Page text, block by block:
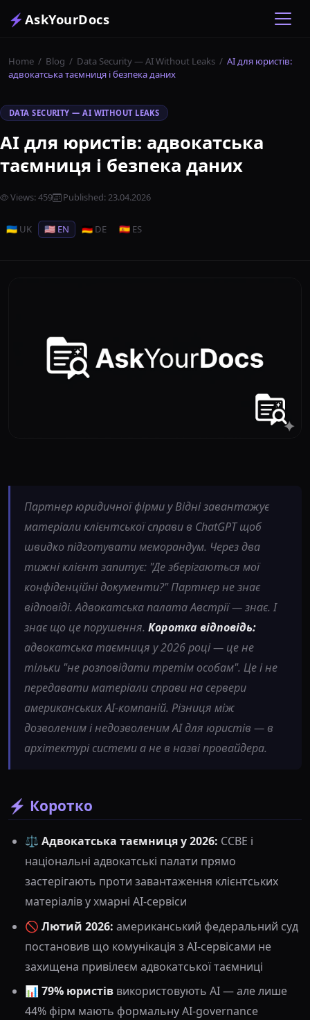
⚡ AskYourDocs
Home / Blog / Data Security — AI Without Leaks / AI для юристів:
адвокатська таємниця і безпека даних
DATA SECURITY — AI WITHOUT LEAKS
AI для юристів: адвокатська
таємниця і безпека даних
Views:459 Published:23.04.2026
🇺🇦 UK 🇺🇸 EN 🇩🇪 DE 🇪🇸 ES
Партнер юридичної фірми у Відні завантажує
матеріали клієнтської справи в ChatGPT щоб
швидко підготувати меморандум. Через два
тижні клієнт запитує: "Де зберігаються мої
конфіденційні документи?" Партнер не знає
відповіді. Адвокатська палата Австрії — знає. І
знає що це порушення. Коротка відповідь:
адвокатська таємниця у 2026 році — це не
тільки "не розповідати третім особам". Це і не
передавати матеріали справи на сервери
американських AI-компаній. Різниця між
дозволеним і недозволеним AI для юристів — в
архітектурі системи а не в назві провайдера.
⚡ Коротко
⚖️ Адвокатська таємниця у 2026: CCBE і
національні адвокатські палати прямо
застерігають проти завантаження клієнтських
матеріалів у хмарні AI-сервіси
🚫 Лютий 2026: американський федеральний суд
постановив що комунікація з AI-сервісами не
захищена привілеєм адвокатської таємниці
📊 79% юристів використовують AI — але лише
44% фірм мають формальну AI-governance